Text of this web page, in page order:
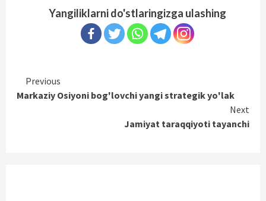
Yangiliklarni do'stlaringizga ulashing
Continue
Reading
Previous
Markaziy Osiyoni bog'lovchi yangi strategik yo'lak
Next
Jamiyat taraqqiyoti tayanchi